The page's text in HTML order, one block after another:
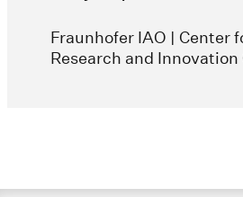
Fraunhofer IAO | Center
Research and Innovation